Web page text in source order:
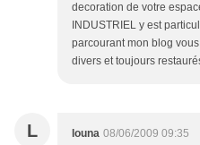
decoration de votre
INDUSTRIEL y est
parcourant mon blog
divers et toujours
L louna 08/06/2009 09:35